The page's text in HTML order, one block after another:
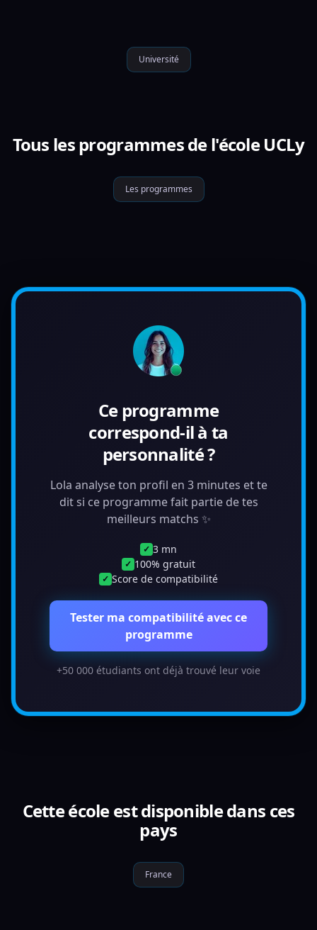
Université
Tous les programmes de l'école UCLy
Les programmes
Ce programme
correspond-il à ta
personnalité ?
Lola analyse ton profil en 3 minutes et te
dit si ce programme fait partie de tes
meilleurs matchs ✨
✓ 3 mn
✓ 100% gratuit
✓ Score de compatibilité
Tester ma compatibilité avec ce
programme
+50 000 étudiants ont déjà trouvé leur voie
Cette école est disponible dans ces
pays
France